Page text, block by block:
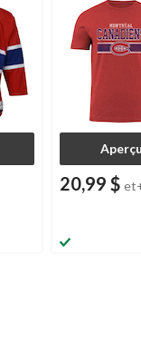
choix de
20,99 $